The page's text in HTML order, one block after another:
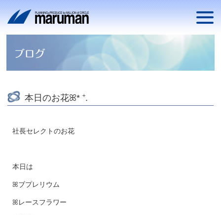
本日のお花ꕤ* ⁺.
社長セレクトのお花
本日は
ꕤブプレリウム
ꕤレースフラワー